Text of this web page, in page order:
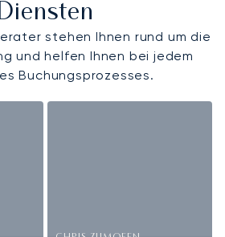
Diensten
stehen Ihnen rund um die
und helfen Ihnen bei jedem
Buchungsprozesses.